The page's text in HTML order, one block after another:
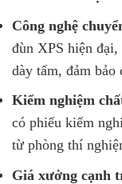
Công nghệ
đùn XPS hiện
dày tấm, đảm bảo
Kiểm nghiệm
có phiếu kiểm
từ phòng thí
Giá xưởng cạnh